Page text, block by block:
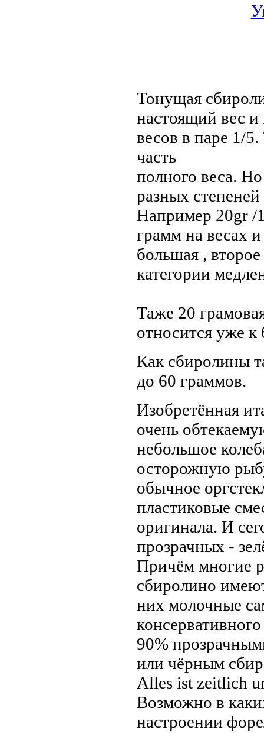
Тонущая
настоящий вес
весов в паре 1/
часть
полного веса.
разных
Например 20gr /
грамм на весах
большая ,
категории
Таже 20
относится уже
Как сбиролины
до 60 граммов.
Изобретённая
очень
небольшое
осторожную
обычное
пластиковые
оригинала. И
прозрачных -
Причём многие
сбиролино
них молочные
90%
или чёрным
Alles ist zeitlich
Возможно в
настроении